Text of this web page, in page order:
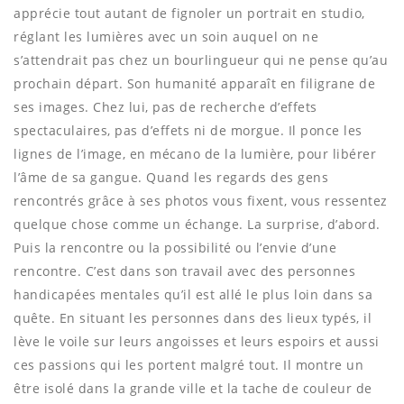
apprécie tout autant de fignoler un portrait en studio,
réglant les lumières avec un soin auquel on ne
s’attendrait pas chez un bourlingueur qui ne pense qu’au
prochain départ. Son humanité apparaît en filigrane de
ses images. Chez lui, pas de recherche d’effets
spectaculaires, pas d’effets ni de morgue. Il ponce les
lignes de l’image, en mécano de la lumière, pour libérer
l’âme de sa gangue. Quand les regards des gens
rencontrés grâce à ses photos vous fixent, vous ressentez
quelque chose comme un échange. La surprise, d’abord.
Puis la rencontre ou la possibilité ou l’envie d’une
rencontre. C’est dans son travail avec des personnes
handicapées mentales qu’il est allé le plus loin dans sa
quête. En situant les personnes dans des lieux typés, il
lève le voile sur leurs angoisses et leurs espoirs et aussi
ces passions qui les portent malgré tout. Il montre un
être isolé dans la grande ville et la tache de couleur de